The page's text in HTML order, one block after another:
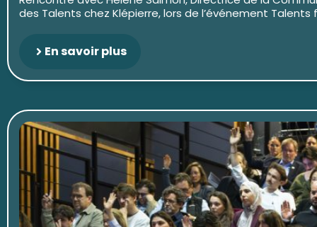
des Talents chez Klépierre, lors de l’événement Talents
En savoir plus